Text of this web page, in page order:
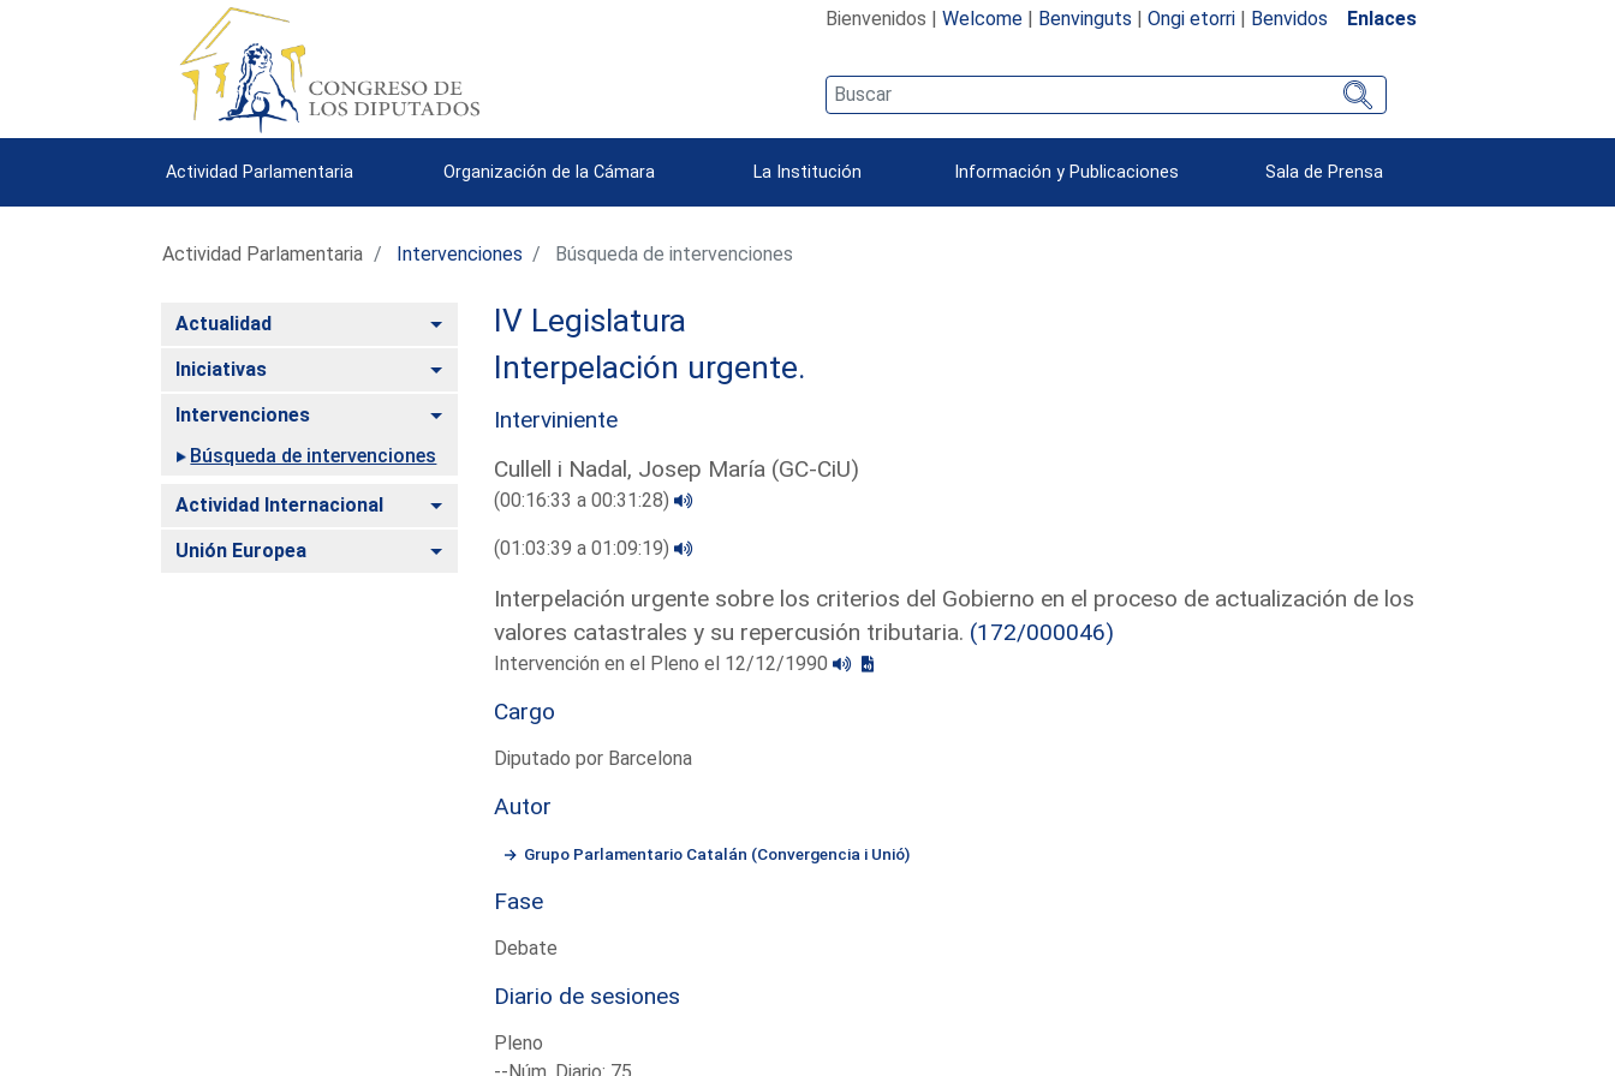
Bienvenidos | Welcome| Benvinguts | Ongi etorri| Benvidos Enlaces
Actividad Parlamentaria Organización de la Cámara La Institución Información y Publicaciones Sala de Prensa
Actividad Parlamentaria Intervenciones Búsqueda de intervenciones
Actualidad Alternar
Iniciativas Alternar
Intervenciones
Alternar
Búsqueda de intervenciones
Actividad Internacional Alternar
Unión Europea Alternar
IV Legislatura
Interpelación urgente.
Interviniente
Cullell i Nadal, Josep María (GC-CiU)
(00:16:33 a 00:31:28)
(01:03:39 a 01:09:19)
Interpelación urgente sobre los criterios del Gobierno en el proceso de actualización de los
valores catastrales y su repercusión tributaria. (172/000046)
Intervención en el Pleno el 12/12/1990
Cargo
Diputado por Barcelona
Autor
Grupo Parlamentario Catalán (Convergencia i Unió)
Fase
Debate
Diario de sesiones
Pleno
--Núm. Diario: 75